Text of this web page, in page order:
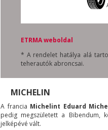
ETRMA weboldal
* A rendelet hatálya alá
teherautók abroncsai.
MICHELIN
A francia Michelint Eduard
pedig megszületett a Bibendum,
jelképévé vált.